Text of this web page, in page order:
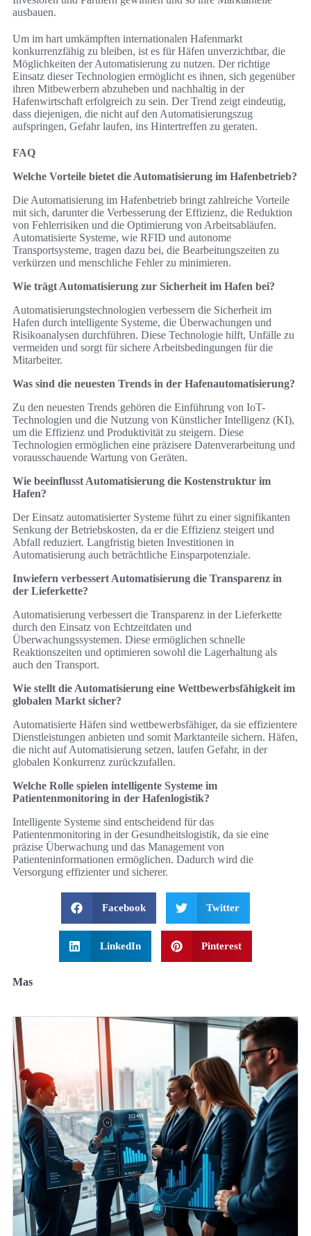
ausbauen.
Um im hart umkämpften internationalen Hafenmarkt
konkurrenzfähig zu bleiben, ist es für Häfen unverzichtbar, die
Möglichkeiten der Automatisierung zu nutzen. Der richtige
Einsatz dieser Technologien ermöglicht es ihnen, sich gegenüber
ihren Mitbewerbern abzuheben und nachhaltig in der
Hafenwirtschaft erfolgreich zu sein. Der Trend zeigt eindeutig,
dass diejenigen, die nicht auf den Automatisierungszug
aufspringen, Gefahr laufen, ins Hintertreffen zu geraten.
FAQ
Welche Vorteile bietet die Automatisierung im Hafenbetrieb?
Die Automatisierung im Hafenbetrieb bringt zahlreiche Vorteile
mit sich, darunter die Verbesserung der Effizienz, die Reduktion
von Fehlerrisiken und die Optimierung von Arbeitsabläufen.
Automatisierte Systeme, wie RFID und autonome
Transportsysteme, tragen dazu bei, die Bearbeitungszeiten zu
verkürzen und menschliche Fehler zu minimieren.
Wie trägt Automatisierung zur Sicherheit im Hafen bei?
Automatisierungstechnologien verbessern die Sicherheit im
Hafen durch intelligente Systeme, die Überwachungen und
Risikoanalysen durchführen. Diese Technologie hilft, Unfälle zu
vermeiden und sorgt für sichere Arbeitsbedingungen für die
Mitarbeiter.
Was sind die neuesten Trends in der Hafenautomatisierung?
Zu den neuesten Trends gehören die Einführung von IoT-
Technologien und die Nutzung von Künstlicher Intelligenz (KI),
um die Effizienz und Produktivität zu steigern. Diese
Technologien ermöglichen eine präzisere Datenverarbeitung und
vorausschauende Wartung von Geräten.
Wie beeinflusst Automatisierung die Kostenstruktur im
Hafen?
Der Einsatz automatisierter Systeme führt zu einer signifikanten
Senkung der Betriebskosten, da er die Effizienz steigert und
Abfall reduziert. Langfristig bieten Investitionen in
Automatisierung auch beträchtliche Einsparpotenziale.
Inwiefern verbessert Automatisierung die Transparenz in
der Lieferkette?
Automatisierung verbessert die Transparenz in der Lieferkette
durch den Einsatz von Echtzeitdaten und
Überwachungssystemen. Diese ermöglichen schnelle
Reaktionszeiten und optimieren sowohl die Lagerhaltung als
auch den Transport.
Wie stellt die Automatisierung eine Wettbewerbsfähigkeit im
globalen Markt sicher?
Automatisierte Häfen sind wettbewerbsfähiger, da sie effizientere
Dienstleistungen anbieten und somit Marktanteile sichern. Häfen,
die nicht auf Automatisierung setzen, laufen Gefahr, in der
globalen Konkurrenz zurückzufallen.
Welche Rolle spielen intelligente Systeme im
Patientenmonitoring in der Hafenlogistik?
Intelligente Systeme sind entscheidend für das
Patientenmonitoring in der Gesundheitslogistik, da sie eine
präzise Überwachung und das Management von
Patienteninformationen ermöglichen. Dadurch wird die
Versorgung effizienter und sicherer.
Facebook Twitter
LinkedIn Pinterest
Mas